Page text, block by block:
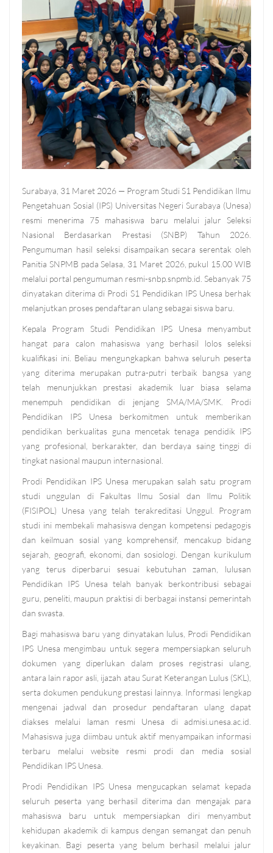
Surabaya, 31 Maret 2026 — Program Studi S1 Pendidikan Ilmu
Pengetahuan Sosial (IPS) Universitas Negeri Surabaya (Unesa)
resmi menerima 75 mahasiswa baru melalui jalur Seleksi
Nasional Berdasarkan Prestasi (SNBP) Tahun 2026.
Pengumuman hasil seleksi disampaikan secara serentak oleh
Panitia SNPMB pada Selasa, 31 Maret 2026, pukul 15.00 WIB
melalui portal pengumuman resmi-snbp.snpmb.id. Sebanyak 75
dinyatakan diterima di Prodi S1 Pendidikan IPS Unesa berhak
melanjutkan proses pendaftaran ulang sebagai siswa baru.
Kepala Program Studi Pendidikan IPS Unesa menyambut
hangat para calon mahasiswa yang berhasil lolos seleksi
kualifikasi ini. Beliau mengungkapkan bahwa seluruh peserta
yang diterima merupakan putra-putri terbaik bangsa yang
telah menunjukkan prestasi akademik luar biasa selama
menempuh pendidikan di jenjang SMA/MA/SMK. Prodi
Pendidikan IPS Unesa berkomitmen untuk memberikan
pendidikan berkualitas guna mencetak tenaga pendidik IPS
yang profesional, berkarakter, dan berdaya saing tinggi di
tingkat nasional maupun internasional.
Prodi Pendidikan IPS Unesa merupakan salah satu program
studi unggulan di Fakultas Ilmu Sosial dan Ilmu Politik
(FISIPOL) Unesa yang telah terakreditasi Unggul. Program
studi ini membekali mahasiswa dengan kompetensi pedagogis
dan keilmuan sosial yang komprehensif, mencakup bidang
sejarah, geografi, ekonomi, dan sosiologi. Dengan kurikulum
yang terus diperbarui sesuai kebutuhan zaman, lulusan
Pendidikan IPS Unesa telah banyak berkontribusi sebagai
guru, peneliti, maupun praktisi di berbagai instansi pemerintah
dan swasta.
Bagi mahasiswa baru yang dinyatakan lulus, Prodi Pendidikan
IPS Unesa mengimbau untuk segera mempersiapkan seluruh
dokumen yang diperlukan dalam proses registrasi ulang,
antara lain rapor asli, ijazah atau Surat Keterangan Lulus (SKL),
serta dokumen pendukung prestasi lainnya. Informasi lengkap
mengenai jadwal dan prosedur pendaftaran ulang dapat
diakses melalui laman resmi Unesa di admisi.unesa.ac.id.
Mahasiswa juga diimbau untuk aktif menyampaikan informasi
terbaru melalui website resmi prodi dan media sosial
Pendidikan IPS Unesa.
Prodi Pendidikan IPS Unesa mengucapkan selamat kepada
seluruh peserta yang berhasil diterima dan mengajak para
mahasiswa baru untuk mempersiapkan diri menyambut
kehidupan akademik di kampus dengan semangat dan penuh
keyakinan. Bagi peserta yang belum berhasil melalui jalur